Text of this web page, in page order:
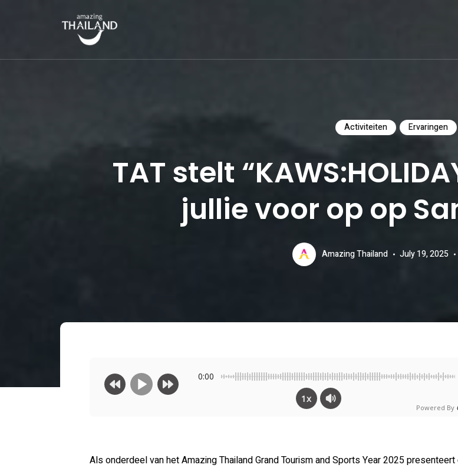
AMAZING THAILAND
Activiteiten Ervaringen
TAT stelt
jullie voor op op
Amazing Thailand July 19, 2025
0:00
1x
Powered By
Als onderdeel van het Amazing Thailand Grand Tourism and Sports Year 2025 presenteert